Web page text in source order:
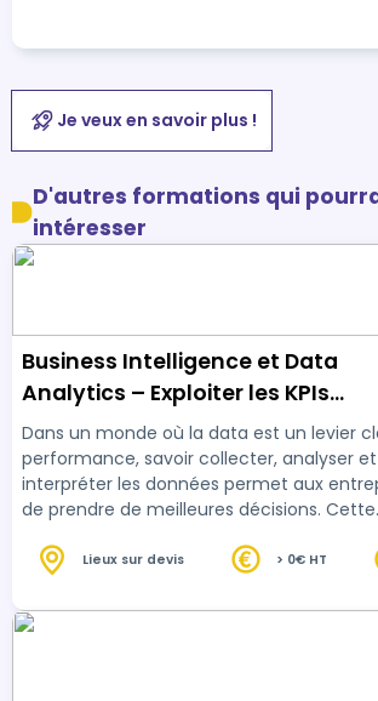
Je veux en savoir plus !
D'autres formations qui
intéresser
Business Intelligence et Data
Analytics – Exploiter les KPIs
(découverte Looker)
Dans un monde où la data est un levier
performance, savoir collecter, analyser et
interpréter les données permet aux
de prendre de meilleures décisions. Cette
exploiter vos données grâce à Looker,
particulier sur les KPIs et les stratégies de
visualisation des données.
Lieux sur devis > 0€ HT